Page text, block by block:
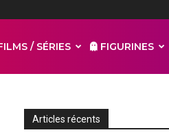
/ SÉRIES FIGURINES
Articles récents